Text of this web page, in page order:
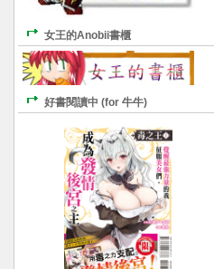
女王的Anobii書櫃
好書閱讀中 (for 牛牛)